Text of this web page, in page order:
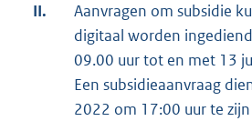
II.
Aanvragen om subsidie
digitaal worden
09.00 uur tot en met 13
Een subsidieaanvraag
2022 om 17:00 uur te